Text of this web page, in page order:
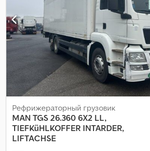
Рефрижераторный грузовик
MAN TGS 26.360 6X2 LL,
TIEFKüHLKOFFER INTARDER,
LIFTACHSE